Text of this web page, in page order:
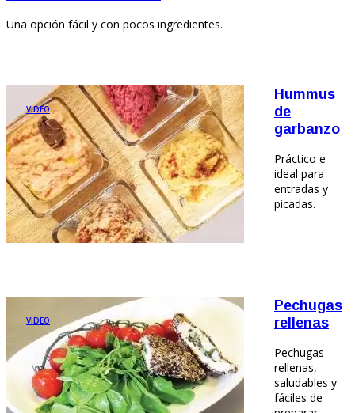
Una opción fácil y con pocos ingredientes.
VIDEO
Hummus
de
garbanzo
Práctico e
ideal para
entradas y
picadas.
VIDEO
Pechugas
rellenas
Pechugas
rellenas,
saludables y
fáciles de